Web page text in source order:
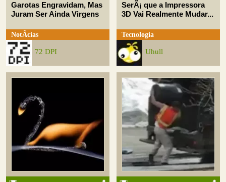
Garotas Engravidam, Mas
Juram Ser Ainda Virgens
NotÃ­cias
72 DPI
SerÃ¡ que a Impressora
3D Vai Realmente Mudar...
Tecnologia
Uhull